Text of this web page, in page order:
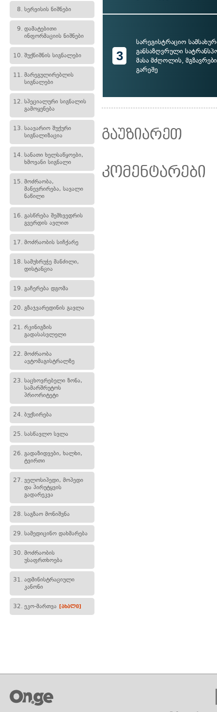
8. სერვისის ნიშნები
9. დამატებითი
ინფორმაციის ნიშნები
10. შუქნიშნის სიგნალები
11. მარეგულირებლის
სიგნალები
12. სპეციალური სიგნალის
გამოყენება
13. საავარიო შუქური
სიგნალიზაცია
14. სანათი ხელსაწყოები,
ხმოვანი სიგნალი
15. მოძრაობა,
მანევრირება, სავალი
ნაწილი
16. გასწრება შემხვედრის
გვერდის ავლით
17. მოძრაობის სიჩქარე
18. სამუხრუჭე მანძილი,
დისტანცია
19. გაჩერება დგომა
20. გზაჯვარედინის გავლა
21. რკინიგზის
გადასასვლელი
22. მოძრაობა
ავტომაგისტრალზე
23. საცხოვრებელი ზონა,
სამარშრუტოს
პრიორიტეტი
24. ბუქსირება
25. სასწავლო სვლა
26. გადაზიდვები, ხალხი,
ტვირთი
27. ველოსიპედი, მოპედი
და პირუტყვის
გადარეკვა
28. საგზაო მონიშვნა
29. სამედიცინო დახმარება
30. მოძრაობის
უსაფრთხოება
31. ადმინისტრაციული
კანონი
32. ეკო-მართვა [ახალი]
3
სარეგისტრაციო
განსაზღვრული
მასა მძღოლის,
გარეშე
გაუზიარეთ
კომენტარები